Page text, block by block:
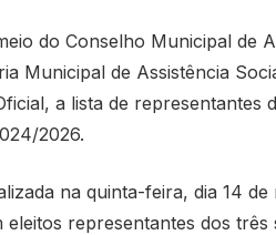
do Conselho Municipal de
Municipal de Assistência
a lista de representantes
2026.
na quinta-feira, dia 14
representantes dos três